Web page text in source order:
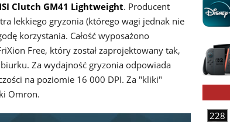
Clutch GM41 Lightweight. Producent
lekkiego gryzonia (którego wagi jednak nie
korzystania. Całość wyposażono
Free, który został zaprojektowany tak,
Za wydajność gryzonia odpowiada
na poziomie 16 000 DPI. Za "kliki"
Omron.
228